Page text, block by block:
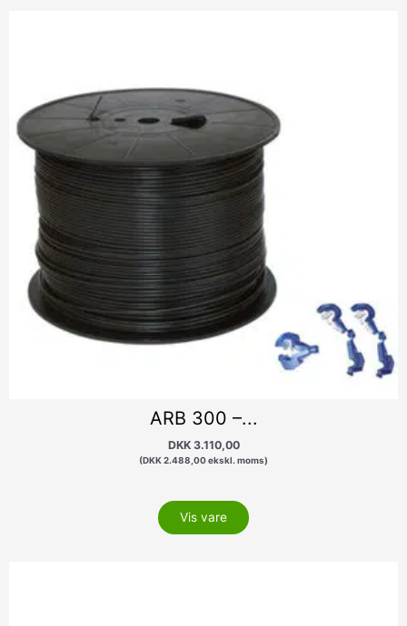
ARB 300 –...
DKK3.110,00
(DKK2.488,00ekskl. moms)
Vis vare